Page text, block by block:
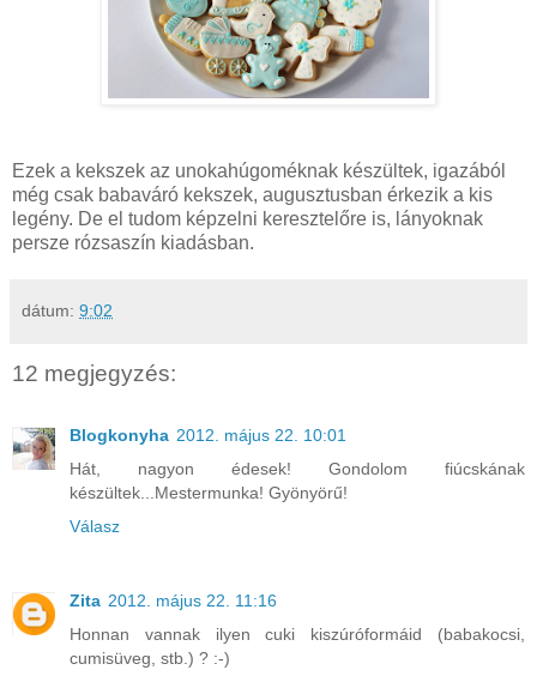
Ezek a kekszek az unokahúgoméknak készültek, igazából
még csak babaváró kekszek, augusztusban érkezik a kis
legény. De el tudom képzelni keresztelőre is, lányoknak
persze rózsaszín kiadásban.
dátum: 9:02
12 megjegyzés:
Blogkonyha 2012. május 22. 10:01
Hát, nagyon édesek! Gondolom fiúcskának
készültek...Mestermunka! Gyönyörű!
Válasz
Zita 2012. május 22. 11:16
Honnan vannak ilyen cuki kiszúróformáid (babakocsi,
cumisüveg, stb.) ? :-)